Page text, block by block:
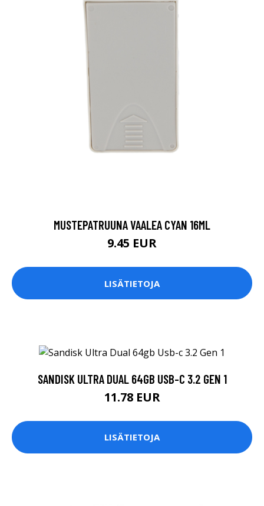
MUSTEPATRUUNA VAALEA CYAN 16ML
9.45 EUR
LISÄTIETOJA
SANDISK ULTRA DUAL 64GB USB-C 3.2 GEN 1
11.78 EUR
LISÄTIETOJA